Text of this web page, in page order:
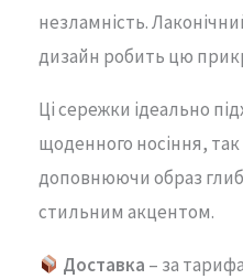
незламність.
дизайн робить цю
Цісережки ідеально
щоденного носіння, так
доповнюючи образ
стильним акцентом.
Доставка – за